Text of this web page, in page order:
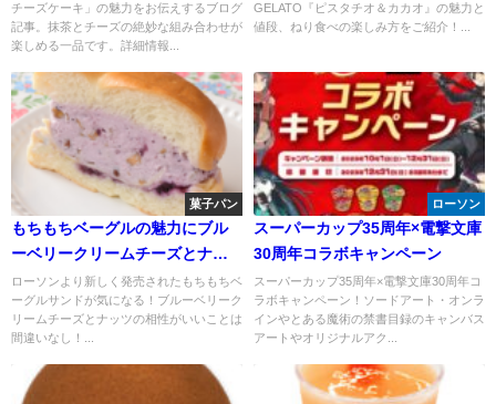
イーツをご紹介
チーズケーキ」の魅力をお伝えするブログ
記事。抹茶とチーズの絶妙な組み合わせが
楽しめる一品です。詳細情報...
体験！期間限定のリッチな味わ
いに酔いしれよう
GELATO『ピスタチオ＆カカオ』の魅力と
値段、ねり食べの楽しみ方をご紹介！...
菓子パン
もちもちベーグルの魅力にブル
ーベリークリームチーズとナッ
ツの風味が加わり、絶品サンド
イッチローソンがより誕生
ローソンより新しく発売されたもちもちベ
ーグルサンドが気になる！ブルーベリーク
リームチーズとナッツの相性がいいことは
間違いなし！...
ローソン
スーパーカップ35周年×電撃文庫
30周年コラボキャンペーン
スーパーカップ35周年×電撃文庫30周年コ
ラボキャンペーン！ソードアート・オンラ
インやとある魔術の禁書目録のキャンバス
アートやオリジナルアク...